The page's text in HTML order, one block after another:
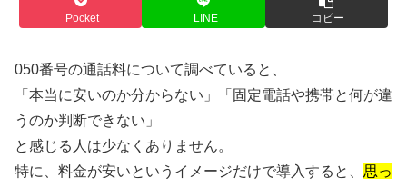
Pocket LINE コピー
050番号の通話料について調べていると、
「本当に安いのか分からない」「固定電話や携帯と何が違
うのか判断できない」
と感じる人は少なくありません。
特に、料金が安いというイメージだけで導入すると、 思っ